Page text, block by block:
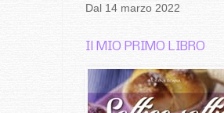
Dal 14 marzo 2022
Il MIO PRIMO LIBRO